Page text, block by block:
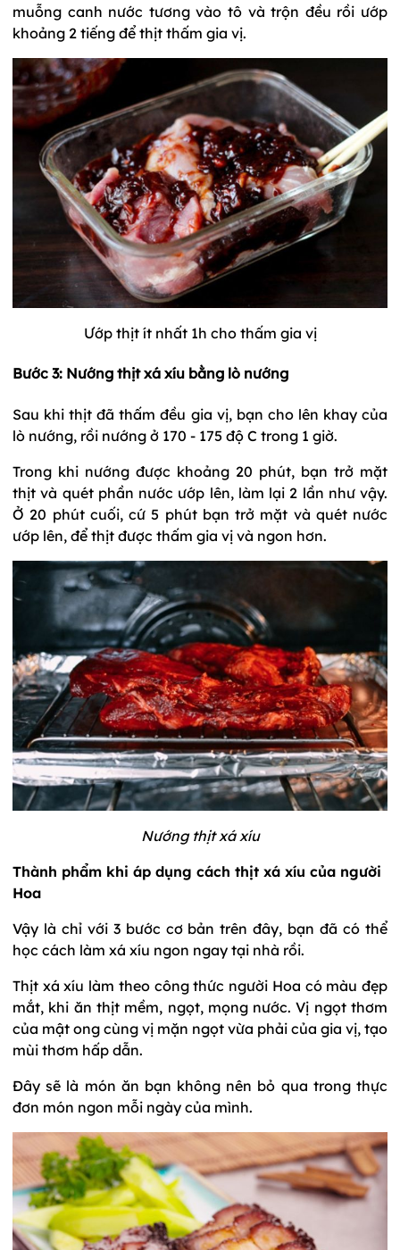
muỗng canh nước tương vào tô và trộn đều rồi ướp
khoảng 2 tiếng để thịt thấm gia vị.
Ướp thịt ít nhất 1h cho thấm gia vị
Bước 3: Nướng thịt xá xíu bằng lò nướng
Sau khi thịt đã thấm đều gia vị, bạn cho lên khay của
lò nướng, rồi nướng ở 170 - 175 độ C trong 1 giờ.
Trong khi nướng được khoảng 20 phút, bạn trở mặt
thịt và quét phần nước ướp lên, làm lại 2 lần như vậy.
Ở 20 phút cuối, cứ 5 phút bạn trở mặt và quét nước
ướp lên, để thịt được thấm gia vị và ngon hơn.
Nướng thịt xá xíu
Thành phẩm khi áp dụng cách thịt xá xíu của người
Hoa
Vậy là chỉ với 3 bước cơ bản trên đây, bạn đã có thể
học cách làm xá xíu ngon ngay tại nhà rồi.
Thịt xá xíu làm theo công thức người Hoa có màu đẹp
mắt, khi ăn thịt mềm, ngọt, mọng nước. Vị ngọt thơm
của mật ong cùng vị mặn ngọt vừa phải của gia vị, tạo
mùi thơm hấp dẫn.
Đây sẽ là món ăn bạn không nên bỏ qua trong thực
đơn món ngon mỗi ngày của mình.